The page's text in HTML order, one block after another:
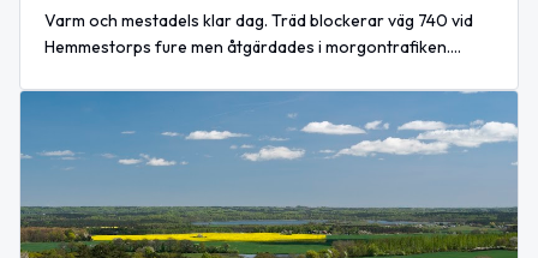
Varm och mestadels klar dag. Träd blockerar väg 740 vid
Hemmestorps fure men åtgärdades i morgontrafiken.